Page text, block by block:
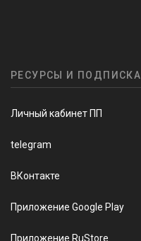
РЕСУРСЫ И ПОДПИСКА
Личный кабинет ПП
telegram
ВКонтакте
Приложение Google Play
Приложение RuStore